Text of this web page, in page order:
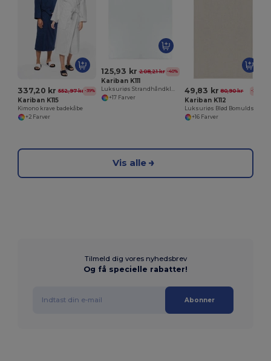
337,20 kr 552,97 kr -39%
Kariban K115
Kimono krave badekåbe
+2 Farver
125,93 kr 208,21 kr -40%
Kariban K111
+17 Farver
49,83 kr 80,90 kr -38%
Kariban K112
+16 Farver
Vis alle
Tilmeld dig vores nyhedsbrev
Og få specielle rabatter!
Abonner